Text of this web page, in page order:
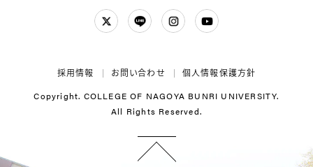
個人情報保護方針
お問い合わせ
採用情報
Copyright. COLLEGE OF NAGOYA BUNRI UNIVERSITY.
All Rights Reserved.